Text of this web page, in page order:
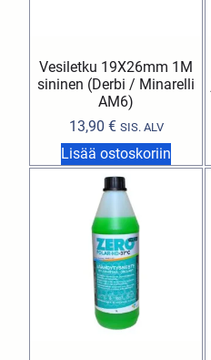
Vesiletku 19X26mm 1M
sininen (Derbi / Minarelli
AM6)
13,90 € SIS. ALV
Lisää ostoskoriin